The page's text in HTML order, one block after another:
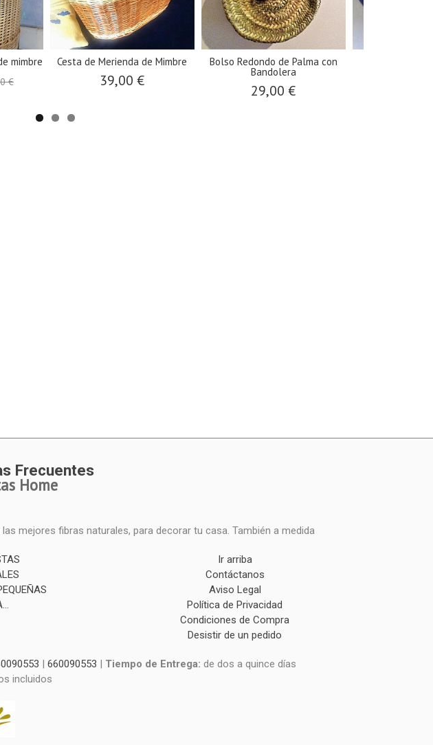
mimbre
€
Cesta de Merienda de Mimbre
39,00 €
Bolso Redondo de Palma con
Bandolera
29,00 €
Frecuentes
Home
mejores fibras naturales, para decorar tu casa. También a medida
Ir arriba
Contáctanos
Aviso Legal
Política de Privacidad
Condiciones de Compra
Desistir de un pedido
| 660090553 | Tiempo de Entrega: de dos a quince días
incluidos